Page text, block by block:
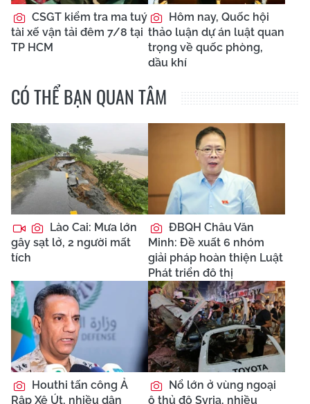
CSGT kiểm tra ma tuý
tài xế vận tải đêm 7/8 tại
TP HCM
Hôm nay, Quốc hội
thảo luận dự án luật quan
trọng về quốc phòng,
dầu khí
CÓ THỂ BẠN QUAN TÂM
Lào Cai: Mưa lớn
gây sạt lở, 2 người mất
tích
ĐBQH Châu Văn
Minh: Đề xuất 6 nhóm
giải pháp hoàn thiện Luật
Phát triển đô thị
Houthi tấn công Ả
Rập Xê Út, nhiều dân
Nổ lớn ở vùng ngoại
ô thủ đô Syria, nhiều